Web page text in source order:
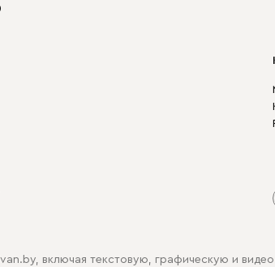
включая текстовую, графическую и